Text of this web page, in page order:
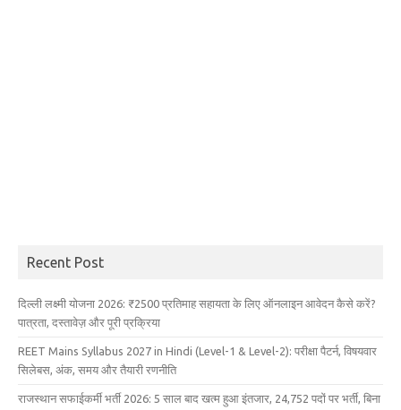
Recent Post
दिल्ली लक्ष्मी योजना 2026: ₹2500 प्रतिमाह सहायता के लिए ऑनलाइन आवेदन कैसे करें?
पात्रता, दस्तावेज़ और पूरी प्रक्रिया
REET Mains Syllabus 2027 in Hindi (Level-1 & Level-2): परीक्षा पैटर्न, विषयवार
सिलेबस, अंक, समय और तैयारी रणनीति
राजस्थान सफाईकर्मी भर्ती 2026: 5 साल बाद खत्म हुआ इंतजार, 24,752 पदों पर भर्ती, बिना